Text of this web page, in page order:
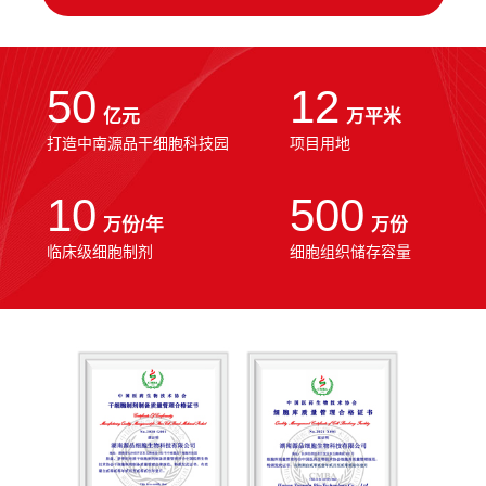
50 亿元
打造中南源品干细胞科技园
12 万平米
项目用地
10 万份/年
临床级细胞制剂
500 万份
细胞组织储存容量